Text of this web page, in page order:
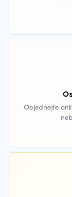
Objednejte